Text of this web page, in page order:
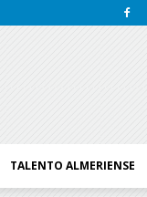
TALENTO ALMERIENSE